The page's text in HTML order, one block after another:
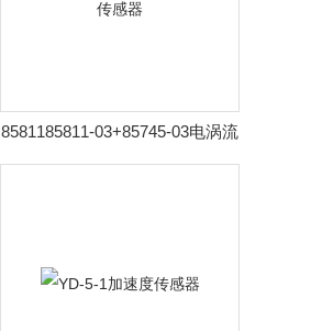
8581185811-03+85745-03电涡流
传感器